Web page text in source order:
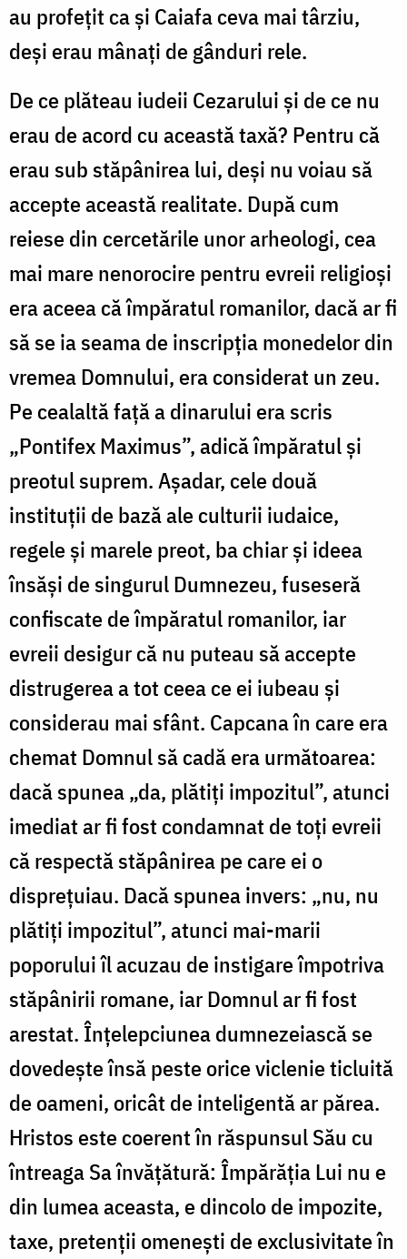
au profețit ca și Caiafa ceva mai târziu,
deși erau mânați de gânduri rele.
De ce plăteau iudeii Cezarului și de ce nu
erau de acord cu această taxă? Pentru că
erau sub stăpânirea lui, deși nu voiau să
accepte această realitate. După cum
reiese din cercetările unor arheologi, cea
mai mare nenorocire pentru evreii religioși
era aceea că împăratul romanilor, dacă ar fi
să se ia seama de inscripția monedelor din
vremea Domnului, era considerat un zeu.
Pe cealaltă față a dinarului era scris
„Pontifex Maximus”, adică împăratul și
preotul suprem. Așadar, cele două
instituții de bază ale culturii iudaice,
regele și marele preot, ba chiar și ideea
însăși de singurul Dumnezeu, fuseseră
confiscate de împăratul romanilor, iar
evreii desigur că nu puteau să accepte
distrugerea a tot ceea ce ei iubeau și
considerau mai sfânt. Capcana în care era
chemat Domnul să cadă era următoarea:
dacă spunea „da, plătiți impozitul”, atunci
imediat ar fi fost condamnat de toți evreii
că respectă stăpânirea pe care ei o
disprețuiau. Dacă spunea invers: „nu, nu
plătiți impozitul”, atunci mai-marii
poporului îl acuzau de instigare împotriva
stăpânirii romane, iar Domnul ar fi fost
arestat. Înțelepciunea dumnezeiască se
dovedește însă peste orice viclenie ticluită
de oameni, oricât de inteligentă ar părea.
Hristos este coerent în răspunsul Său cu
întreaga Sa învățătură: Împărăția Lui nu e
din lumea aceasta, e dincolo de impozite,
taxe, pretenții omenești de exclusivitate în